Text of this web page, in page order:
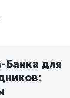
Банка для